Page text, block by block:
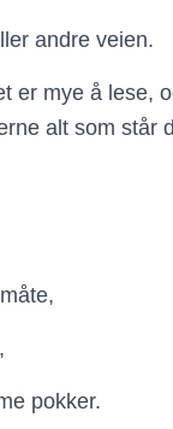
andre veien.
er mye å lese,
alt som står
pokker.